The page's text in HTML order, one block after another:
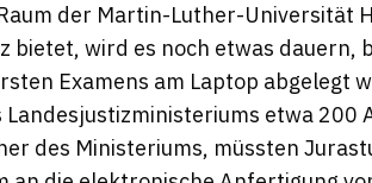
der Martin-Luther-Universität
bietet, wird es noch etwas dauern,
Examens am Laptop abgelegt
Landesjustizministeriums etwa 200
des Ministeriums, müssten